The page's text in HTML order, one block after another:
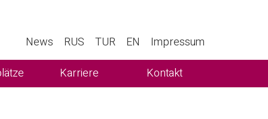
News RUS TUR EN
Impressum
Karriere Kontakt